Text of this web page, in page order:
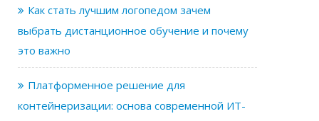
Как стать лучшим логопедом зачем
выбрать дистанционное обучение и почему
это важно
Платформенное решение для
контейнеризации: основа современной ИТ-